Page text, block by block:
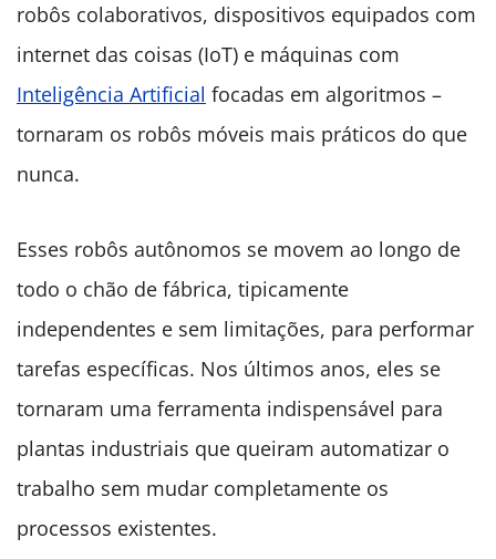
robôs colaborativos, dispositivos equipados com
internet das coisas (IoT) e máquinas com
Inteligência Artificial focadas em algoritmos –
tornaram os robôs móveis mais práticos do que
nunca.
Esses robôs autônomos se movem ao longo de
todo o chão de fábrica, tipicamente
independentes e sem limitações, para performar
tarefas específicas. Nos últimos anos, eles se
tornaram uma ferramenta indispensável para
plantas industriais que queiram automatizar o
trabalho sem mudar completamente os
processos existentes.